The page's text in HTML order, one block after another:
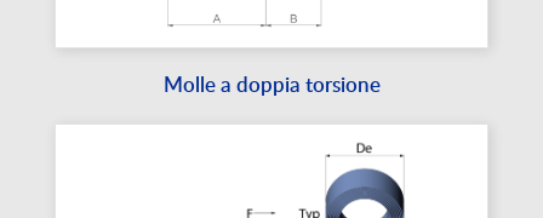
Molle a doppia torsione